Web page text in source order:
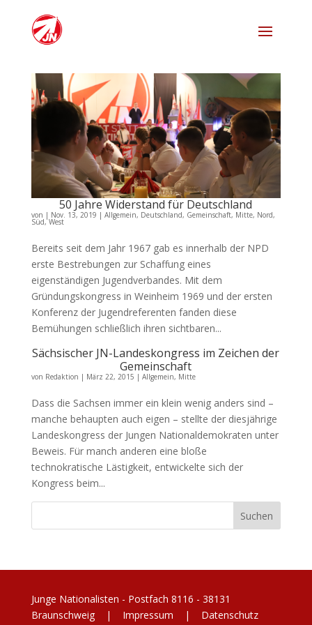
50 Jahre Widerstand für Deutschland
von | Nov. 13, 2019 | Allgemein, Deutschland, Gemeinschaft, Mitte, Nord,
Süd,West
Bereits seit dem Jahr 1967 gab es innerhalb der NPD
erste Bestrebungen zur Schaffung eines
eigenständigen Jugendverbandes. Mit dem
Gründungskongress in Weinheim 1969 und der ersten
Konferenz der Jugendreferenten fanden diese
Bemühungen schließlich ihren sichtbaren...
Sächsischer JN-Landeskongress im Zeichen der
Gemeinschaft
von Redaktion | März 22, 2015 | Allgemein, Mitte
Dass die Sachsen immer ein klein wenig anders sind –
manche behaupten auch eigen – stellte der diesjährige
Landeskongress der Jungen Nationaldemokraten unter
Beweis. Für manch anderen eine bloße
technokratische Lästigkeit, entwickelte sich der
Kongress beim...
Junge Nationalisten - Postfach 8116 - 38131
Braunschweig | Impressum | Datenschutz